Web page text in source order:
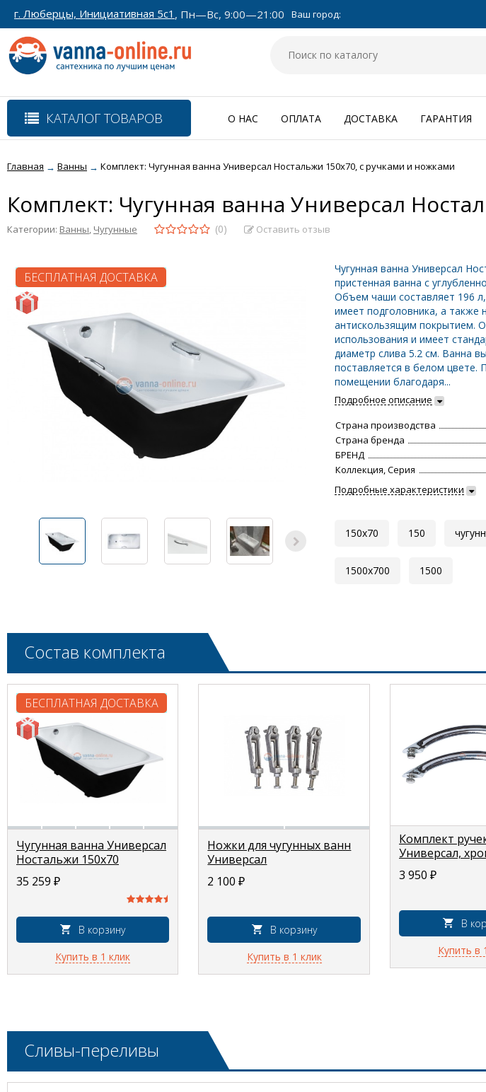
г. Люберцы, Инициативная 5с1 , Пн—Вс, 9:00—21:00 Ваш город:
КАТАЛОГ ТОВАРОВ О НАС ОПЛАТА ДОСТАВКА ГАРАНТИЯ
Главная → Ванны → Комплект: Чугунная ванна Универсал Ностальжи 150x70, с ручками и ножками
Комплект: Чугунная ванна Универсал
Категории: Ванны, Чугунные (0) Оставить отзыв
БЕСПЛАТНАЯ ДОСТАВКА
Чугунная ванна Универсал
пристенная ванна с
Объем чаши составляет 196
имеет подголовника, а также
антискользящим покрытием.
использования и имеет
диаметр слива 5.2 см. Ванна
поставляется в белом цвете.
помещении благодаря...
Подробное описание
Страна производства
Страна бренда
БРЕНД
Коллекция, Серия
Подробные характеристики
150x70 150
1500x700 1500
Состав комплекта
БЕСПЛАТНАЯ ДОСТАВКА
Чугунная ванна Универсал
Ностальжи 150x70
35 259 ₽
В корзину
Купить в 1 клик
Ножки для чугунных ванн
Универсал
2 100₽
В корзину
Купить в 1 клик
Комплект
Универсал,
3 950 ₽
В
Купить в
Сливы-переливы